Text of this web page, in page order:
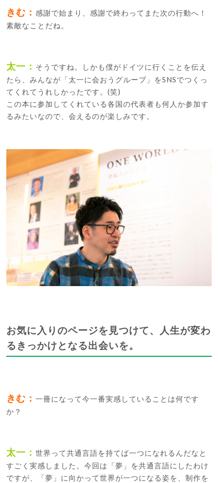
きむ： 感謝で始まり、感謝で終わってまた次の行動へ！
素敵なことだね。
太一： そうですね。しかも僕がドイツに行くことを伝え
たら、みんなが「太一に会おうグループ」をSNSでつくっ
てくれてうれしかったです。(笑)
この本に参加してくれている各国の代表者も何人か参加す
るみたいなので、会えるのが楽しみです。
お気に入りのページを見つけて、人生が変わ
るきっかけとなる出会いを。
きむ：一冊になって今一番実感していることは何です
か？
太一：世界って共通言語を持てば一つになれるんだなと
すごく実感しました。今回は「夢」を共通言語にしたわけ
ですが、「夢」に向かって世界が一つになる姿を、制作を